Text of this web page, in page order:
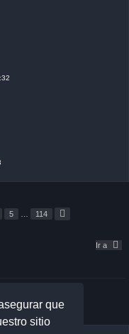
que
sitio
5 114
Ir a